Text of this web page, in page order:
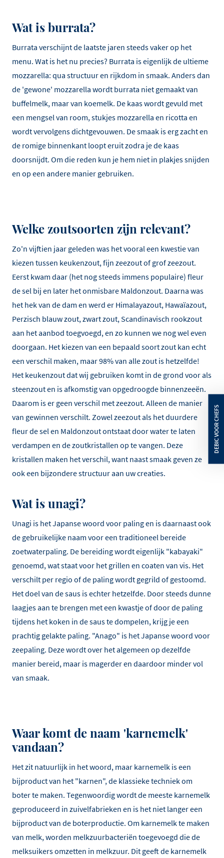
Wat is burrata?
Burrata verschijnt de laatste jaren steeds vaker op het
menu. Wat is het nu precies? Burrata is eigenlijk de ultieme
mozzarella: qua structuur en rijkdom in smaak. Anders dan
de 'gewone' mozzarella wordt burrata niet gemaakt van
buffelmelk, maar van koemelk. De kaas wordt gevuld met
een mengsel van room, stukjes mozzarella en ricotta en
wordt vervolgens dichtgevouwen. De smaak is erg zacht en
de romige binnenkant loopt eruit zodra je de kaas
doorsnijdt. Om die reden kun je hem niet in plakjes snijden
en op een andere manier gebruiken.
Welke zoutsoorten zijn relevant?
Zo'n vijftien jaar geleden was het vooral een kwestie van
kiezen tussen keukenzout, fijn zeezout of grof zeezout.
Eerst kwam daar (het nog steeds immens populaire) fleur
de sel bij en later het onmisbare Maldonzout. Daarna was
het hek van de dam en werd er Himalayazout, Hawaïazout,
Perzisch blauw zout, zwart zout, Scandinavisch rookzout
aan het aanbod toegvoegd, en zo kunnen we nog wel even
doorgaan. Het kiezen van een bepaald soort zout kan echt
een verschil maken, maar 98% van alle zout is hetzelfde!
Het keukenzout dat wij gebruiken komt in de grond voor als
steenzout en is afkomstig van opgedroogde binnenzeeën.
Daarom is er geen verschil met zeezout. Alleen de manier
van gewinnen verschilt. Zowel zeezout als het duurdere
fleur de sel en Maldonzout ontstaat door water te laten
verdampen en de zoutkristallen op te vangen. Deze
kristallen maken het verschil, want naast smaak geven ze
ook een bijzondere structuur aan uw creaties.
Wat is unagi?
Unagi is het Japanse woord voor paling en is daarnaast ook
de gebruikelijke naam voor een traditioneel bereide
zoetwaterpaling. De bereiding wordt eigenlijk "kabayaki"
genoemd, wat staat voor het grillen en coaten van vis. Het
verschilt per regio of de paling wordt gegrild of gestoomd.
Het doel van de saus is echter hetzelfde. Door steeds dunne
laagjes aan te brengen met een kwastje of door de paling
tijdens het koken in de saus te dompelen, krijg je een
prachtig gelakte paling. "Anago" is het Japanse woord voor
zeepaling. Deze wordt over het algemeen op dezelfde
manier bereid, maar is magerder en daardoor minder vol
van smaak.
Waar komt de naam 'karnemelk'
vandaan?
Het zit natuurlijk in het woord, maar karnemelk is een
bijproduct van het "karnen", de klassieke techniek om
boter te maken. Tegenwoordig wordt de meeste karnemelk
geproduceerd in zuivelfabrieken en is het niet langer een
bijproduct van de boterproductie. Om karnemelk te maken
van melk, worden melkzuurbacteriën toegevoegd die de
melksuikers omzetten in melkzuur. Dit geeft de karnemelk